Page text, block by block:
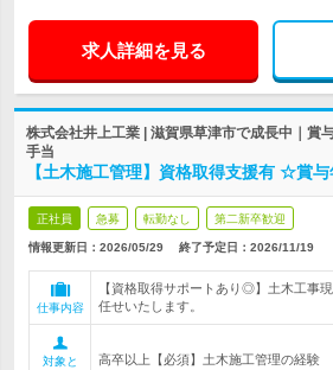
求人詳細を見る
株式会社井上工業 | 滋賀県草津市で成長中｜賞
手当
【土木施工管理】資格取得支援有 ☆賞与
正社員 急募 転勤なし 第二新卒歓迎
情報更新日：2026/05/29 終了予定日： 2026/11/19
仕事内容
【資格取得サポートあり◎】土木工事
任せいたします。
対象と
高卒以上【必須】土木施工管理の経験